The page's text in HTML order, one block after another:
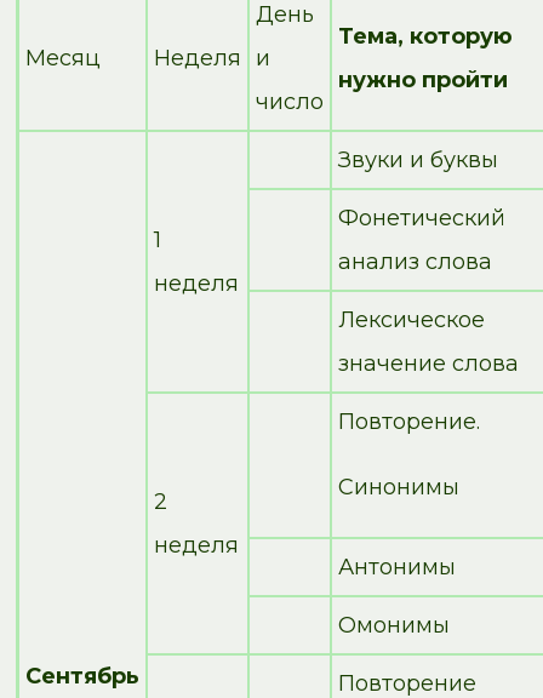
Месяц Неделя
День
и
число
Тема, которую
нужно пройти
Сентябрь
1
неделя
Звуки и буквы
Фонетический
анализ слова
Лексическое
значение слова
2
неделя
Повторение.
Синонимы
Антонимы
Омонимы
Повторение